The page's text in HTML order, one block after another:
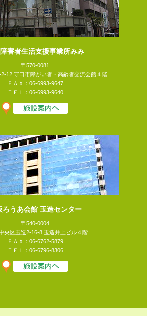
害者生活支援事業所みみ
〒570-0081
12 守口市障がい者・高齢者交流会館４階
ＦＡＸ：06-6993-9647
ＴＥＬ：06-6993-9640
ろうあ会館 玉造センター
〒540-0004
央区玉造2-16-8 玉造井上ビル４階
ＦＡＸ：06-6762-5879
ＴＥＬ：06-6796-8306